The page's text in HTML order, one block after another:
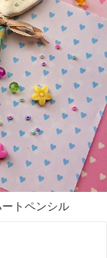
トペンシル